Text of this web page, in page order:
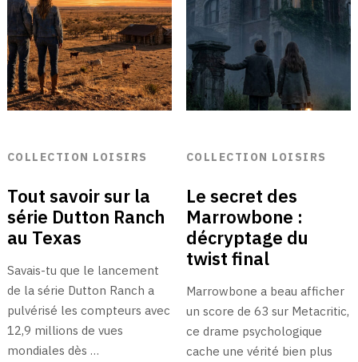
COLLECTION LOISIRS
Tout savoir sur la
série Dutton Ranch
au Texas
Savais-tu que le lancement
de la série Dutton Ranch a
pulvérisé les compteurs avec
12,9 millions de vues
mondiales dès …
COLLECTION LOISIRS
Le secret des
Marrowbone :
décryptage du
twist final
Marrowbone a beau afficher
un score de 63 sur Metacritic,
ce drame psychologique
cache une vérité bien plus